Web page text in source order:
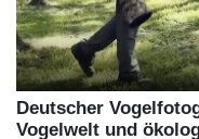
Deutscher
Vogelwelt und